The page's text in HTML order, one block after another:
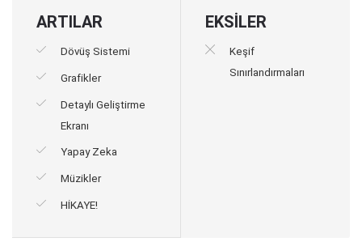
ARTILAR
Dövüş Sistemi
Grafikler
Detaylı Geliştirme
Ekranı
Yapay Zeka
Müzikler
HİKAYE!
EKSİLER
Keşif
Sınırlandırmaları